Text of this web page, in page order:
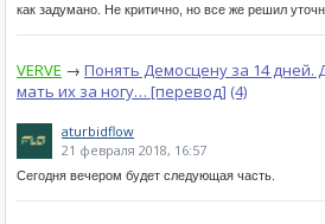
как задумано. Не критично, но все же решил
VERVE → Понять Демосцену за 14
мать их за ногу… [перевод] (4)
aturbidflow
21 февраля 2018, 16:57
Сегодня вечером будет следующая часть.